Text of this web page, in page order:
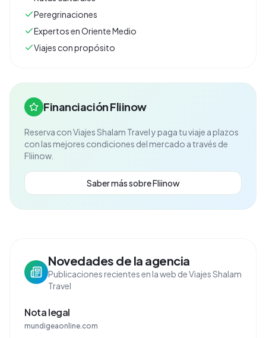
Peregrinaciones
Expertos en Oriente Medio
Viajes con propósito
Financiación Fliinow
Reserva conViajes Shalam Travely paga tu viaje a plazos
con las mejores condiciones del mercado a través de
Fliinow.
Saber más sobre Fliinow
Novedades de la agencia
Publicaciones recientes en la web de Viajes Shalam
Travel
Nota legal
mundigeaonline.com